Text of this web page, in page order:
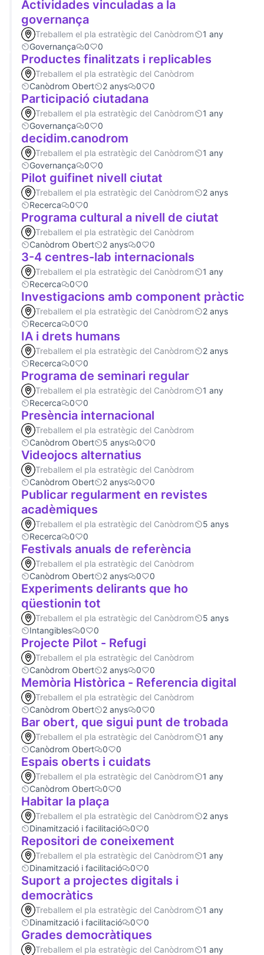
Actividades vinculadas a la
governança
Treballem el pla estratègic del Canòdrom
1 any
Governança
0 0
Productes finalitzats i replicables
Treballem el pla estratègic del Canòdrom
Canòdrom Obert
2 anys 0 0
Participació ciutadana
Treballem el pla estratègic del Canòdrom
1 any
Governança
0 0
decidim.canodrom
Treballem el pla estratègic del Canòdrom
1 any
Governança
0 0
Pilot guifinet nivell ciutat
Treballem el pla estratègic del Canòdrom
2 anys
Recerca
0 0
Programa cultural a nivell de ciutat
Treballem el pla estratègic del Canòdrom
Canòdrom Obert
2 anys 0 0
3-4 centres-lab internacionals
Treballem el pla estratègic del Canòdrom
1 any
Recerca
0 0
Investigacions amb component pràctic
Treballem el pla estratègic del Canòdrom
2 anys
Recerca
0 0
IA i drets humans
Treballem el pla estratègic del Canòdrom
2 anys
Recerca
0 0
Programa de seminari regular
Treballem el pla estratègic del Canòdrom
1 any
Recerca
0 0
Presència internacional
Treballem el pla estratègic del Canòdrom
Canòdrom Obert
5 anys 0 0
Videojocs alternatius
Treballem el pla estratègic del Canòdrom
Canòdrom Obert
2 anys 0 0
Publicar regularment en revistes
acadèmiques
Treballem el pla estratègic del Canòdrom
5 anys
Recerca
0 0
Festivals anuals de referència
Treballem el pla estratègic del Canòdrom
Canòdrom Obert
2 anys 0 0
Experiments delirants que ho
qüestionin tot
Treballem el pla estratègic del Canòdrom
5 anys
Intangibles
0 0
Projecte Pilot - Refugi
Treballem el pla estratègic del Canòdrom
Canòdrom Obert
2 anys 0 0
Memòria Històrica - Referencia digital
Treballem el pla estratègic del Canòdrom
Canòdrom Obert
2 anys 0 0
Bar obert, que sigui punt de trobada
Treballem el pla estratègic del Canòdrom
1 any
Canòdrom Obert
0 0
Espais oberts i cuidats
Treballem el pla estratègic del Canòdrom
1 any
Canòdrom Obert
0 0
Habitar la plaça
Treballem el pla estratègic del Canòdrom
2 anys
Dinamització i facilitació
0 0
Repositori de coneixement
Treballem el pla estratègic del Canòdrom
1 any
Dinamització i facilitació
0 0
Suport a projectes digitals i
democràtics
Treballem el pla estratègic del Canòdrom
1 any
Dinamització i facilitació
0 0
Grades democràtiques
Treballem el pla estratègic del Canòdrom
1 any